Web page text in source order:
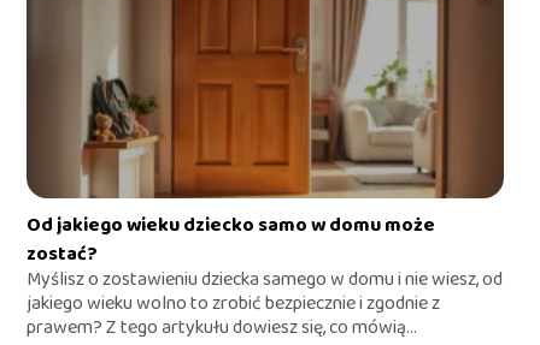
Od jakiego wieku dziecko samo w domu może
zostać?
Myślisz o zostawieniu dziecka samego w domu i nie wiesz, od
jakiego wieku wolno to zrobić bezpiecznie i zgodnie z
prawem? Z tego artykułu dowiesz się, co mówią...